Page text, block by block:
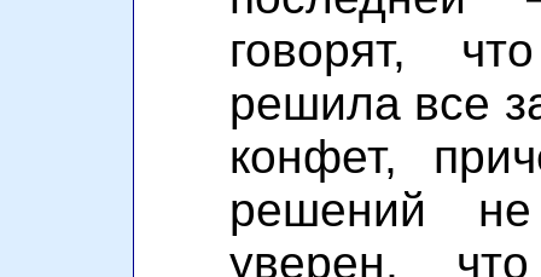
говорят,
решила все
конфет,
решений
уверен,